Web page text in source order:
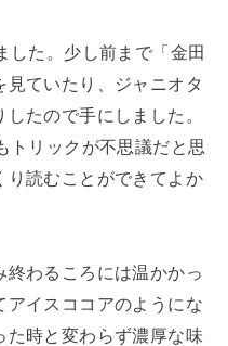
した。少し前まで「金田
ていたり、ジャニオタ
たので手にしました。
トリックが不思議だと思
り読むことができてよか
終わるころには温かかっ
アイスココアのようにな
た時と変わらず濃厚な味